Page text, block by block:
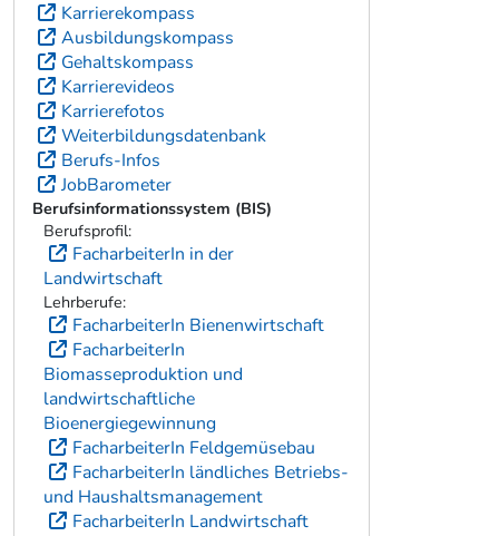
Karrierekompass
Ausbildungskompass
Gehaltskompass
Karrierevideos
Karrierefotos
Weiterbildungsdatenbank
Berufs-Infos
JobBarometer
Berufsinformationssystem (BIS)
Berufsprofil:
FacharbeiterIn in der
Landwirtschaft
Lehrberufe:
FacharbeiterIn Bienenwirtschaft
FacharbeiterIn
Biomasseproduktion und
landwirtschaftliche
Bioenergiegewinnung
FacharbeiterIn Feldgemüsebau
FacharbeiterIn ländliches Betriebs-
und Haushaltsmanagement
FacharbeiterIn Landwirtschaft